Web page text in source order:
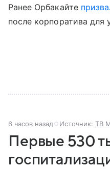
Ранее Орбакайте
после корпоратива для
6 часов назад Источник: ТВ
Первые 530